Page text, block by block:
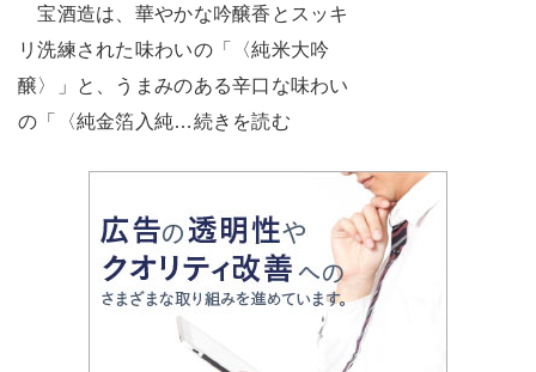
宝酒造は、華やかな吟醸香とスッキ
リ洗練された味わいの「〈純米大吟
醸〉」と、うまみのある辛口な味わい
の「〈純金箔入純…続きを読む